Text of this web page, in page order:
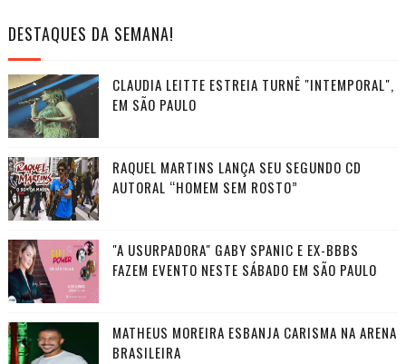
DESTAQUES DA SEMANA!
CLAUDIA LEITTE ESTREIA TURNÊ "INTEMPORAL",
EM SÃO PAULO
RAQUEL MARTINS LANÇA SEU SEGUNDO CD
AUTORAL “HOMEM SEM ROSTO”
"A USURPADORA" GABY SPANIC E EX-BBBS
FAZEM EVENTO NESTE SÁBADO EM SÃO PAULO
MATHEUS MOREIRA ESBANJA CARISMA NA ARENA
BRASILEIRA